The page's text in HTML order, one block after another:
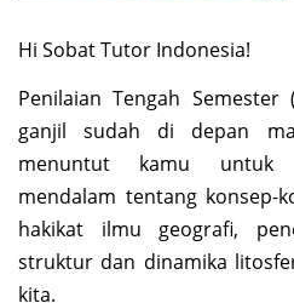
Hi Sobat Tutor Indonesia!
Penilaian Tengah Semester
ganjil sudah di depan
menuntut kamu untuk
mendalam tentang konsep-
hakikat ilmu geografi,
struktur dan dinamika
kita.